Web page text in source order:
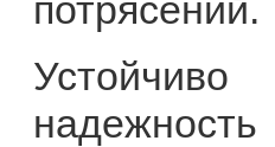
потрясений.